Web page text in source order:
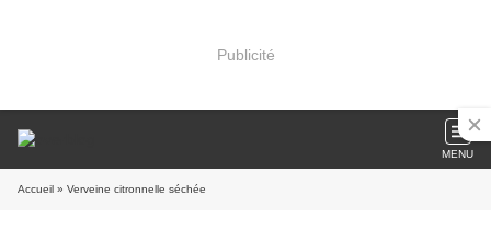
Publicité
MENU
Accueil » Verveine citronnelle séchée